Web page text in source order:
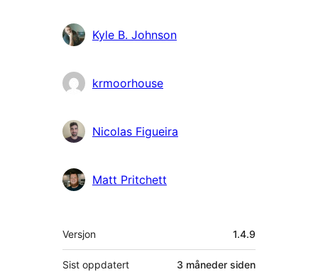
Kyle B. Johnson
krmoorhouse
Nicolas Figueira
Matt Pritchett
Meta
Versjon 1.4.9
Sist oppdatert 3 måneder siden